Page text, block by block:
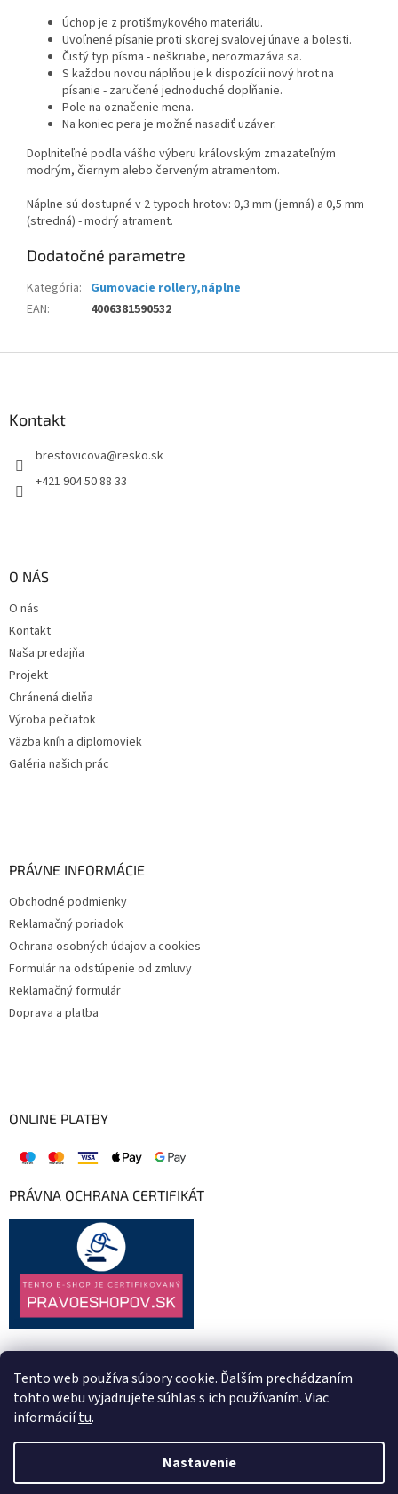
Tento web používa súbory cookie. Ďalším prechádzaním
tohto webu vyjadrujete súhlas s ich používaním. Viac
informáciítu.
Nastavenie
Úchop je z protišmykového materiálu.
Uvoľnené písanie proti skorej svalovej únave a bolesti.
Čistý typ písma - neškriabe, nerozmazáva sa.
S každou novou náplňou je k dispozícii nový hrot na
písanie - zaručené jednoduché dopĺňanie.
Pole na označenie mena.
Na koniec pera je možné nasadiť uzáver.
Doplniteľné podľa vášho výberu kráľovským zmazateľným
modrým, čiernym alebo červeným atramentom.
Náplne sú dostupné v 2 typoch hrotov: 0,3 mm (jemná) a 0,5 mm
(stredná) - modrý atrament.
Dodatočné parametre
Kategória: Gumovacie rollery,náplne
EAN: 4006381590532
Kontakt
brestovicova@resko.sk
+421 904 50 88 33
O NÁS
O nás
Kontakt
Naša predajňa
Projekt
Chránená dielňa
Výroba pečiatok
Väzba kníh a diplomoviek
Galéria našich prác
PRÁVNE INFORMÁCIE
Obchodné podmienky
Reklamačný poriadok
Ochrana osobných údajov a cookies
Formulár na odstúpenie od zmluvy
Reklamačný formulár
Doprava a platba
ONLINE PLATBY
PRÁVNA OCHRANA CERTIFIKÁT
Vytvoril Shoptet